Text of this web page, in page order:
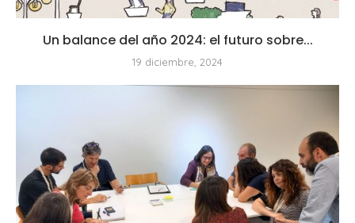
Un balance del año 2024: el futuro sobre...
19 diciembre, 2024